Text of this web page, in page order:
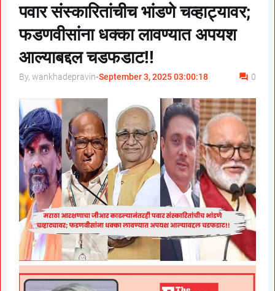
पवार संस्कारितांचीच भांडणे चव्हाट्यावर;
फडणवीसांना धक्का लावण्यात अपयश
आल्याबद्दल चडफडाट!!
By, wankhadepravin-September 3, 2025 03:00:18 0